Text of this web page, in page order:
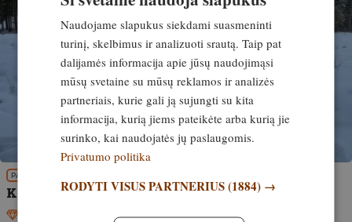
PATIRTIS
Kaip atskirti – vilko ar šuns pėdsakas?
1. gegužė, 2021
Naudojame slapukus siekdami suasmeninti
turinį, skelbimus ir analizuoti srautą. Taip pat
dalijamės informacija apie jūsų naudojimąsi
mūsų svetaine su mūsų reklamos ir analizės
partneriais, kurie gali ją sujungti su kita
informacija, kurią jiems pateikėte arba kurią jie
surinko, kai naudojatės jų paslaugomis.
Privatumo politika
RODYTI VISUS PARTNERIUS(1884) →